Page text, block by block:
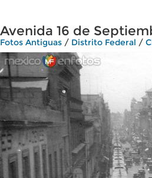
Avenida 16 de
Fotos Antiguas / Distrito Federal /